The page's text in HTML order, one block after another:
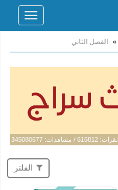
Toggle
» الفصل الثاني
نقرات: 616812 / مشاهدات: 345080677
الفلتر